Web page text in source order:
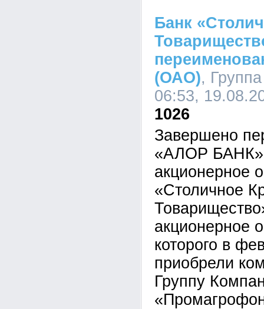
Банк
(ОАО),
06:53,
1026
Завершено
«АЛОР БАНК»
акционерное
«Столичное
акционерное
которого в
приобрели
Группу